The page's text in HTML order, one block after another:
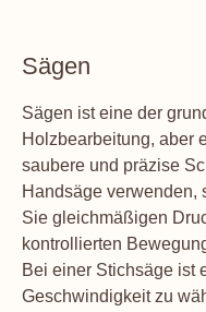
Sägen
Sägen ist eine der
Holzbearbeitung, aber
saubere und präzise
Handsäge verwenden,
Sie gleichmäßigen
kontrollierten
Bei einer Stichsäge ist
Geschwindigkeit zu